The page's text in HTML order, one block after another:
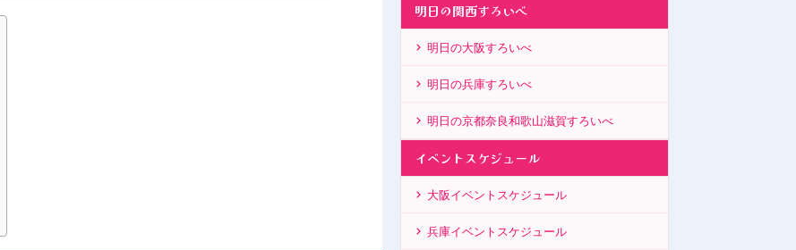
明日の関西すろいべ
明日の大阪すろいべ
明日の兵庫すろいべ
明日の京都奈良和歌山滋賀すろいべ
イベントスケジュール
大阪イベントスケジュール
兵庫イベントスケジュール